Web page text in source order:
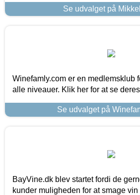
Se udvalget på
Winefamly.com er en medlemsklub
alle niveauer. Klik her for at se
Se udvalget på
BayVine.dk blev startet fordi de
kunder muligheden for at smage